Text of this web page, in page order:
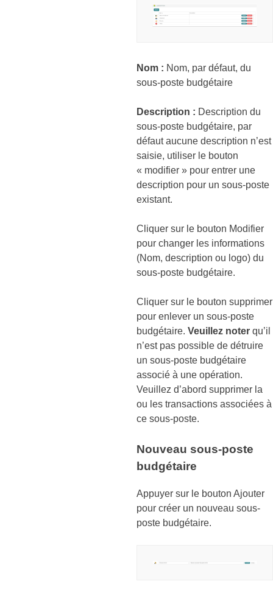
Nom : Nom, par défaut, du
sous-poste budgétaire
Description : Description du
sous-poste budgétaire, par
défaut aucune description n’est
saisie, utiliser le bouton
« modifier » pour entrer une
description pour un sous-poste
existant.
Cliquer sur le bouton Modifier
pour changer les informations
(Nom, description ou logo) du
sous-poste budgétaire.
Cliquer sur le bouton supprimer
pour enlever un sous-poste
budgétaire. Veuillez noter qu’il
n’est pas possible de détruire
un sous-poste budgétaire
associé à une opération.
Veuillez d’abord supprimer la
ou les transactions associées à
ce sous-poste.
Nouveau sous-poste
budgétaire
Appuyer sur le bouton Ajouter
pour créer un nouveau sous-
poste budgétaire.